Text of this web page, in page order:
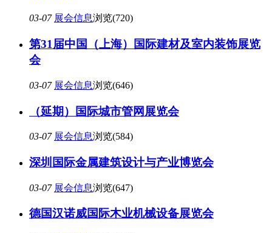
03-07 展会信息浏览(720)
第31届中国（上海）国际建材及室内装饰展览
会
03-07 展会信息浏览(646)
（延期）国际城市管网展览会
03-07 展会信息浏览(584)
深圳国际金属建筑设计与产业博览会
03-07 展会信息浏览(647)
德国汉诺威国际木业机械设备展览会